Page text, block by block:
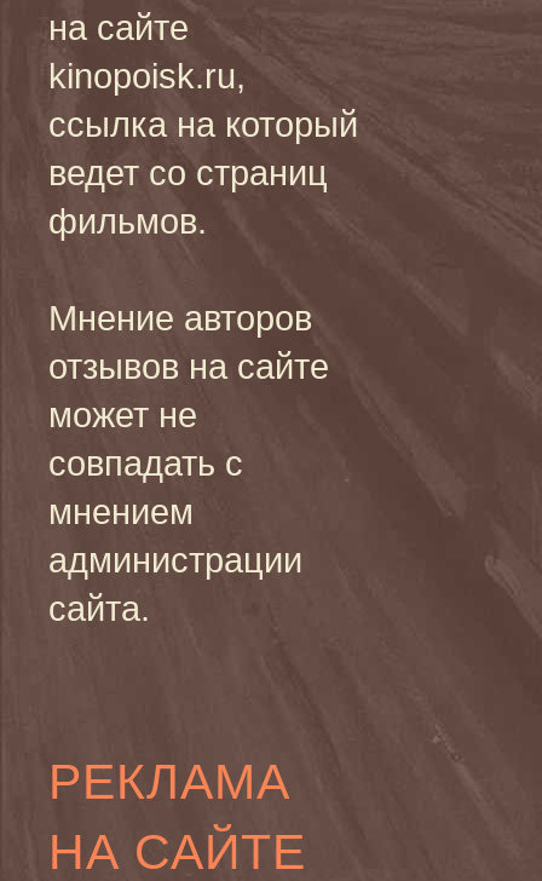
на сайте
kinopoisk.ru,
ссылка на который
ведет со страниц
фильмов.
Мнение авторов
отзывов на сайте
может не
совпадать с
мнением
администрации
сайта.
РЕКЛАМА
НА САЙТЕ